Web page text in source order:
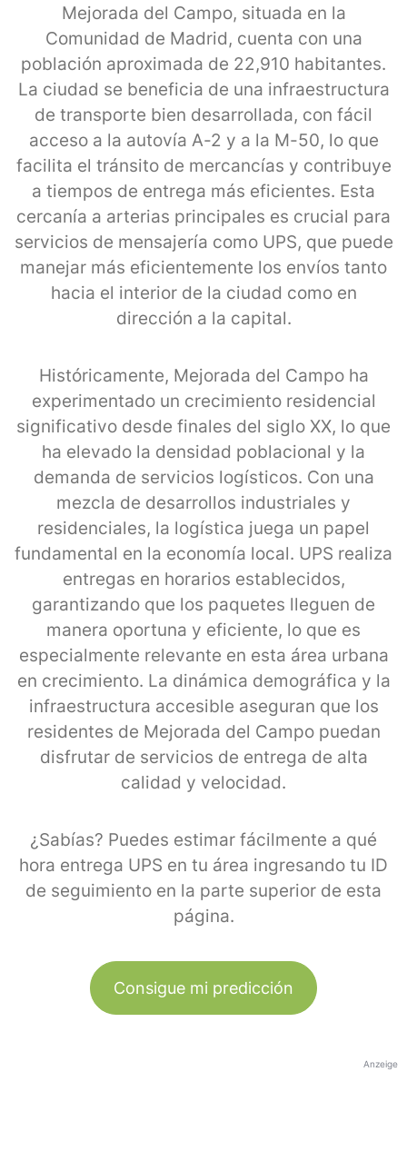
Mejorada del Campo, situada en la
Comunidad de Madrid, cuenta con una
población aproximada de 22,910 habitantes.
La ciudad se beneficia de una infraestructura
de transporte bien desarrollada, con fácil
acceso a la autovía A-2 y a la M-50, lo que
facilita el tránsito de mercancías y contribuye
a tiempos de entrega más eficientes. Esta
cercanía a arterias principales es crucial para
servicios de mensajería como UPS, que puede
manejar más eficientemente los envíos tanto
hacia el interior de la ciudad como en
dirección a la capital.
Históricamente, Mejorada del Campo ha
experimentado un crecimiento residencial
significativo desde finales del siglo XX, lo que
ha elevado la densidad poblacional y la
demanda de servicios logísticos. Con una
mezcla de desarrollos industriales y
residenciales, la logística juega un papel
fundamental en la economía local. UPS realiza
entregas en horarios establecidos,
garantizando que los paquetes lleguen de
manera oportuna y eficiente, lo que es
especialmente relevante en esta área urbana
en crecimiento. La dinámica demográfica y la
infraestructura accesible aseguran que los
residentes de Mejorada del Campo puedan
disfrutar de servicios de entrega de alta
calidad y velocidad.
¿Sabías? Puedes estimar fácilmente a qué
hora entrega UPS en tu área ingresando tu ID
de seguimiento en la parte superior de esta
página.
Consigue mi predicción
Anzeige